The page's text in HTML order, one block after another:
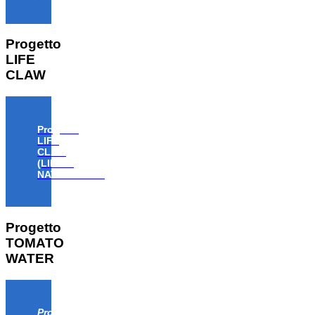
Progetto
LIFE
CLAW
Progetto
LIFE
CLAW
(LIFE18
NAT/IT/000806)
Progetto
TOMATO
WATER
Progetto